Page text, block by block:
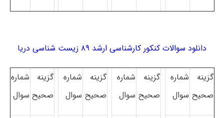
دانلود سوالات کنکور کارشناسی ارشد ۸۹ زیست شناسی دریا
گزینه
صحیح
شماره
سوال
گزینه
صحیح
شماره
سوال
گزینه
صحیح
شماره
سوال
گزینه
صحیح
شماره
سوال